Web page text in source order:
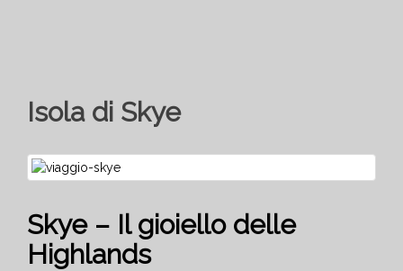
Isola di Skye
Skye – Il gioiello delle
Highlands